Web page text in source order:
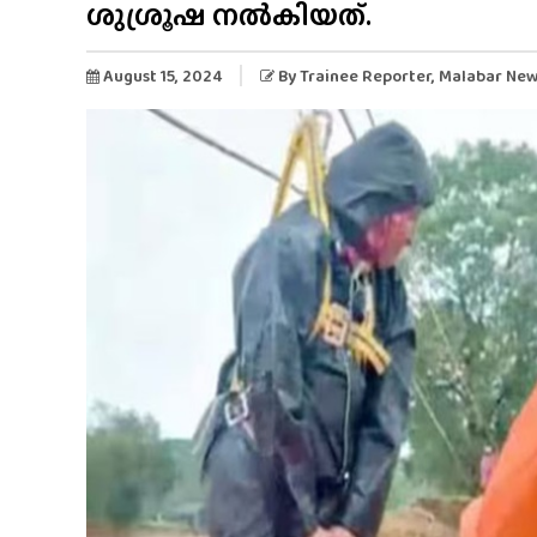
ശുശ്രൂഷ നൽകിയത്.
August 15, 2024 ByTrainee Reporter, Malabar